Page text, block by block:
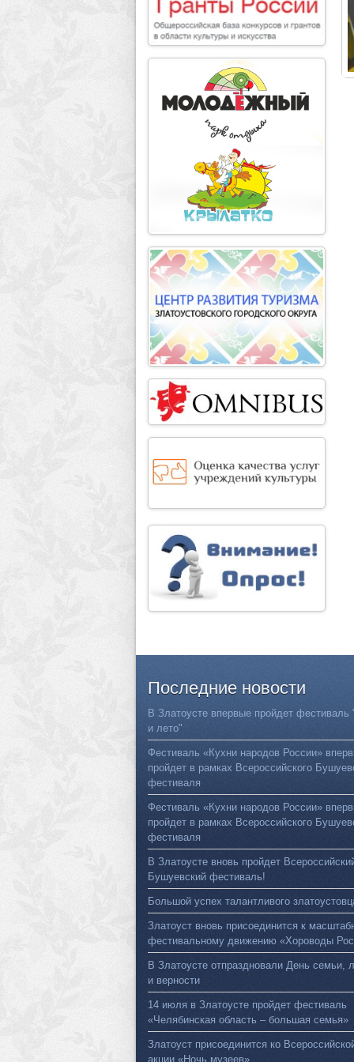
Последние новости
В Златоусте впервые пройдет фестиваль
и лето"
Фестиваль «Кухни народов России»
пройдет в рамках Всероссийского
фестиваля
Фестиваль «Кухни народов России»
пройдет в рамках Всероссийского
фестиваля
В Златоусте вновь пройдет
Бушуевский фестиваль!
Большой успех талантливого
Златоуст вновь присоединится к
фестивальному движению «Хороводы
В Златоусте отпраздновали День семьи,
и верности
14 июля в Златоусте пройдет фестиваль
«Челябинская область – большая семья»
Златоуст присоединится ко
акции «Ночь музеев»